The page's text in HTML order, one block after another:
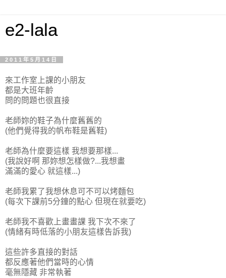
e2-lala
2011年5月14日
來工作室上課的小朋友
都是大班年齡
問的問題也很直接
老師妳的鞋子為什麼舊舊的
(他們覺得我的帆布鞋是舊鞋)
老師為什麼要這樣 我想要那樣...
(我說好啊 那妳想怎樣做?...我想畫
滿滿的愛心 就這樣...)
老師我累了我想休息可不可以烤麵包
(每次下課前5分鐘的點心 但現在就要吃)
老師我不喜歡上畫畫課 我下次不來了
(情緒有時低落的小朋友這樣告訴我)
這些許多直接的對話
都反應著他們當時的心情
毫無隱藏 非常執著